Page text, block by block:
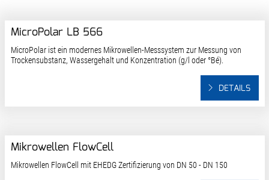
MicroPolar LB 566
MicroPolar ist ein modernes Mikrowellen-Messsystem zur Messung von
Trockensubstanz, Wassergehalt und Konzentration (g/l oder °Bé).
DETAILS
Mikrowellen FlowCell
Mikrowellen FlowCell mit EHEDG Zertifizierung von DN 50 - DN 150